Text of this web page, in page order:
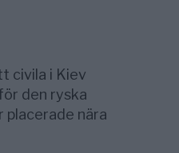
civila i Kiev
den ryska
placerade nära